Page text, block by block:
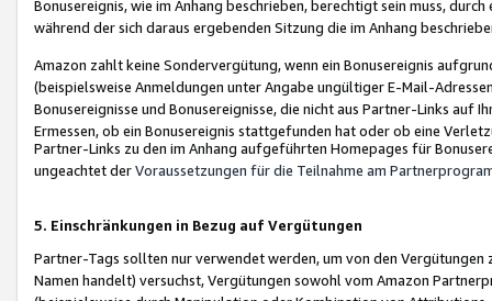
Bonusereignis, wie im Anhang beschrieben, berechtigt sein muss,
während der sich daraus ergebenden Sitzung die im Anhang
Amazon zahlt keine Sondervergütung, wenn ein Bonusereignis
(beispielsweise Anmeldungen unter Angabe ungültiger E-Mail-
Bonusereignisse und Bonusereignisse, die nicht aus Partner-Links auf
Ermessen, ob ein Bonusereignis stattgefunden hat oder ob eine
Partner-Links zu den im Anhang aufgeführten Homepages für
ungeachtet derVoraussetzungen für die Teilnahme am
5. Einschränkungen in Bezug auf Vergütungen
Partner-Tags sollten nur verwendet werden, um von den
Namen handelt) versuchst, Vergütungen sowohl vom Amazon